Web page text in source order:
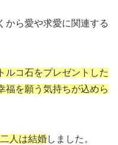
から愛や求愛に関連する
ルコ石をプレゼントした
福を願う気持ちが込めら
人は結婚しました。